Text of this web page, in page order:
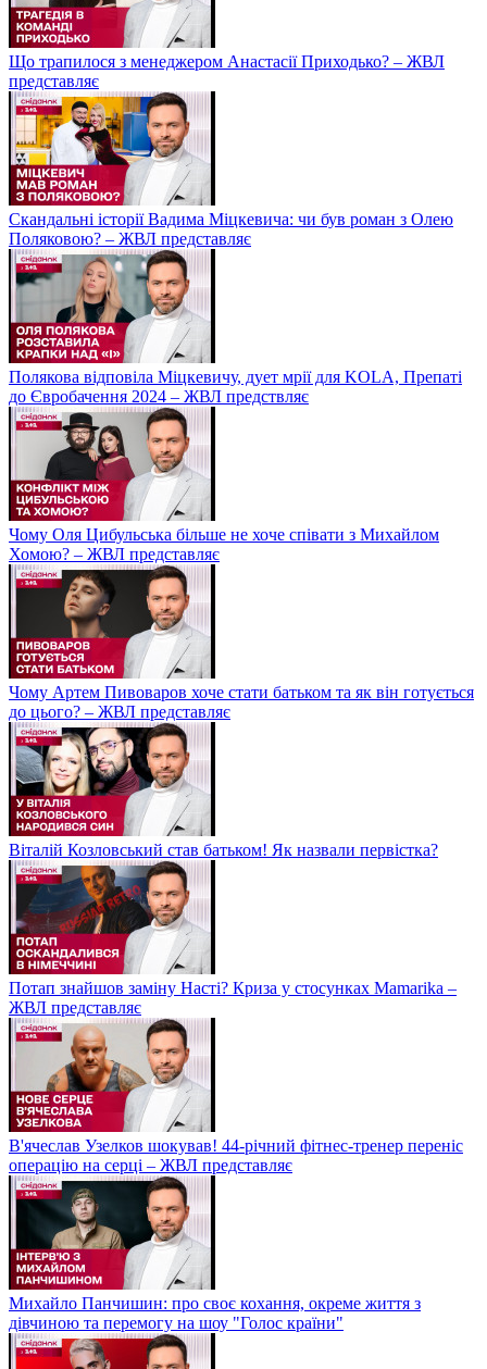
Що трапилося з менеджером Анастасії Приходько? – ЖВЛ
представляє
Скандальні історії Вадима Міцкевича: чи був роман з Олею
Поляковою? – ЖВЛ представляє
Полякова відповіла Міцкевичу, дует мрії для KOLA, Препаті
до Євробачення 2024 – ЖВЛ предствляє
Чому Оля Цибульська більше не хоче співати з Михайлом
Хомою? – ЖВЛ представляє
Чому Артем Пивоваров хоче стати батьком та як він готується
до цього? – ЖВЛ представляє
Віталій Козловський став батьком! Як назвали первістка?
Потап знайшов заміну Насті? Криза у стосунках Mamarika –
ЖВЛ представляє
В'ячеслав Узелков шокував! 44-річний фітнес-тренер переніс
операцію на серці – ЖВЛ представляє
Михайло Панчишин: про своє кохання, окреме життя з
дівчиною та перемогу на шоу "Голос країни"